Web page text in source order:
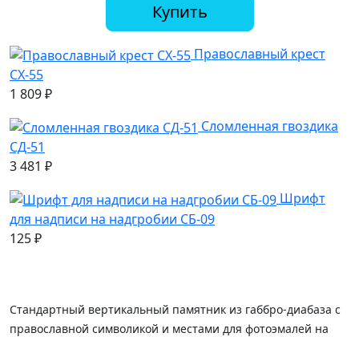
Купить
Православный крест
СХ-55
1 809₽
Сломленная гвоздика
СД-51
3 481 ₽
Шрифт
для надписи на надгробии СБ-09
125₽
Стандартный вертикальный памятник из габбро-диабаза с
православной символикой и местами для фотоэмалей на